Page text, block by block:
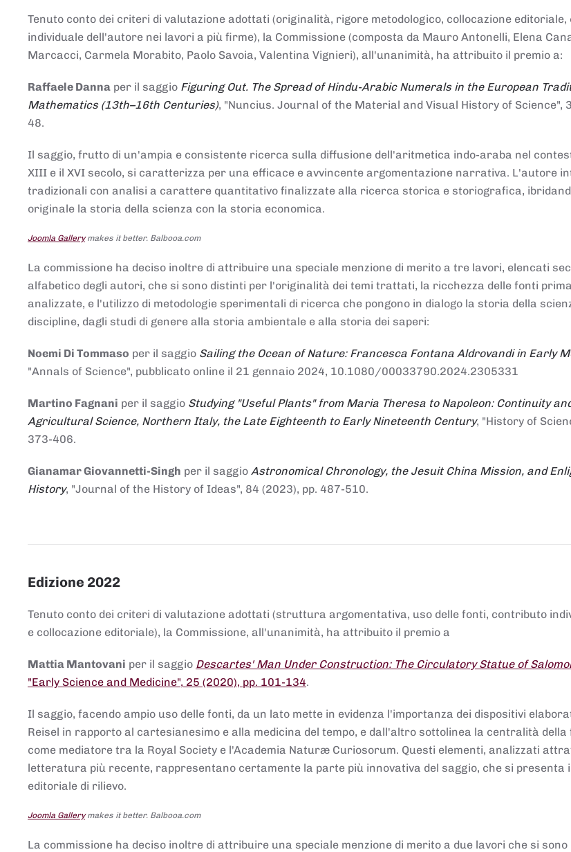
Tenuto conto dei criteri di valutazione adottati (originalità, rigore metodologico, collocazione
individuale dell'autore nei lavori a più firme), la Commissione (composta da Mauro Antonelli, Elena
Marcacci, Carmela Morabito, Paolo Savoia, Valentina Vignieri), all'unanimità, ha attribuito il premio a:
Raffaele Danna per il saggio Figuring Out. The Spread of Hindu-Arabic Numerals in the European
Mathematics (13th–16th Centuries), "Nuncius. Journal of the Material and Visual History of Science",
48.
Il saggio, frutto di un'ampia e consistente ricerca sulla diffusione dell'aritmetica indo-araba nel
XIII e il XVI secolo, si caratterizza per una efficace e avvincente argomentazione narrativa. L'autore
tradizionali con analisi a carattere quantitativo finalizzate alla ricerca storica e storiografica,
originale la storia della scienza con la storia economica.
Joomla Gallerymakes it better. Balbooa.com
La commissione ha deciso inoltre di attribuire una speciale menzione di merito a tre lavori, elencati
alfabetico degli autori, che si sono distinti per l'originalità dei temi trattati, la ricchezza delle fonti
analizzate, e l'utilizzo di metodologie sperimentali di ricerca che pongono in dialogo la storia della
discipline, dagli studi di genere alla storia ambientale e alla storia dei saperi:
Noemi Di Tommaso per il saggio Sailing the Ocean of Nature: Francesca Fontana Aldrovandi in Early
"Annals of Science", pubblicato online il 21 gennaio 2024, 10.1080/00033790.2024.2305331
Martino Fagnani per il saggio Studying "Useful Plants" from Maria Theresa to Napoleon: Continuity
Agricultural Science, Northern Italy, the Late Eighteenth to Early Nineteenth Century, "History of
373-406.
Gianamar Giovannetti-Singh per il saggio Astronomical Chronology, the Jesuit China Mission, and
History, "Journal of the History of Ideas", 84 (2023), pp. 487-510.
Edizione 2022
Tenuto conto dei criteri di valutazione adottati (struttura argomentativa, uso delle fonti, contributo
e collocazione editoriale), la Commissione, all'unanimità, ha attribuito il premio a
Mattia Mantovani per il saggio Descartes' Man Under Construction: The Circulatory Statue of
"Early Science and Medicine", 25 (2020), pp. 101-134.
Il saggio, facendo ampio uso delle fonti, da un lato mette in evidenza l'importanza dei dispositivi
Reisel in rapporto al cartesianesimo e alla medicina del tempo, e dall'altro sottolinea la centralità della
come mediatore tra la Royal Society e l'Academia Naturæ Curiosorum. Questi elementi, analizzati
letteratura più recente, rappresentano certamente la parte più innovativa del saggio, che si presenta
editoriale di rilievo.
Joomla Gallerymakes it better. Balbooa.com
La commissione ha deciso inoltre di attribuire una speciale menzione di merito a due lavori che si